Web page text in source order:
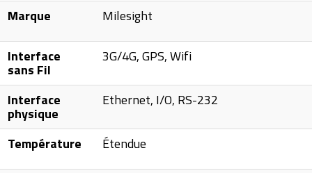
Marque Milesight
Interface
sans Fil
3G/4G, GPS, Wifi
Interface
physique
Ethernet, I/O, RS-232
Température Étendue